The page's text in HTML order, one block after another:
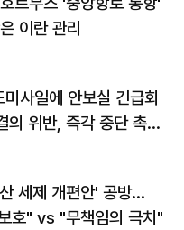
이란 관리
사일에 안보실 긴급회
의 위반, 즉각 중단 촉
세제 개편안' 공방…
호" vs "무책임의 극치"